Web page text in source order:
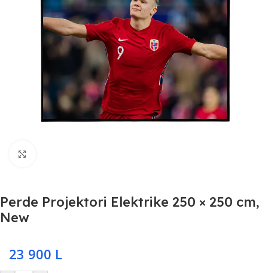
Perde Projektori Elektrike 250 × 250 cm,
New
23 900 L